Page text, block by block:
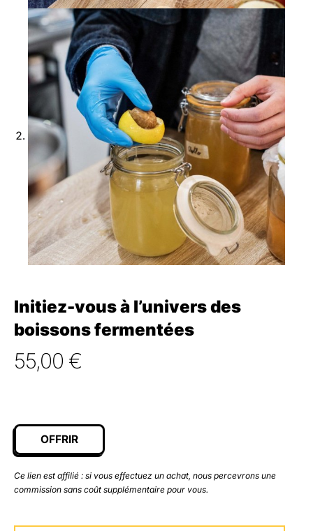
Initiez-vous à l’univers des
boissons fermentées
55,00 €
OFFRIR
Ce lien est affilié : si vous effectuez un achat, nous percevrons une
commission sans coût supplémentaire pour vous.